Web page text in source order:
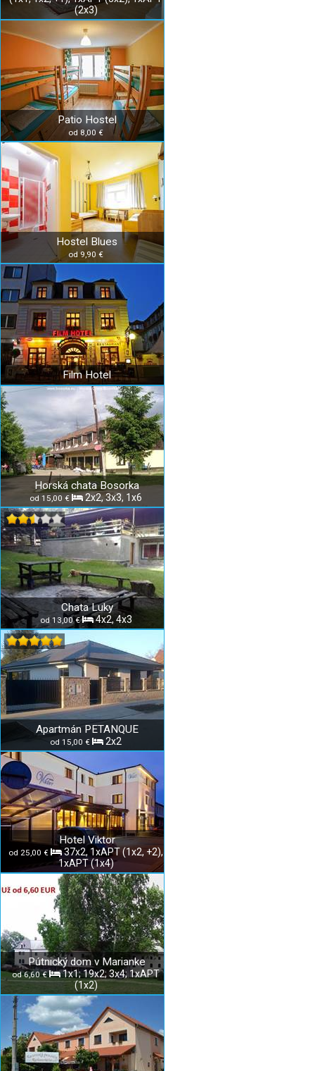
(2x3)
Patio Hostel
od 8,00 €
Hostel Blues
od 9,90 €
Film Hotel
Horská chata Bosorka
od 15,00 € 2x2, 3x3, 1x6
Chata Luky
od 13,00 € 4x2, 4x3
Apartmán PETANQUE
od 15,00 € 2x2
Hotel Viktor
od 25,00 €
37x2, 1xAPT (1x2, +2),
1xAPT (1x4)
Pútnický dom v Marianke
od 6,60 €
1x1; 19x2; 3x4; 1xAPT
(1x2)